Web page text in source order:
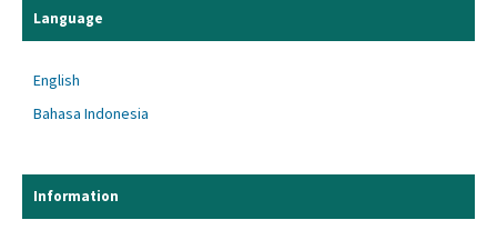
Language
English
Bahasa Indonesia
Information